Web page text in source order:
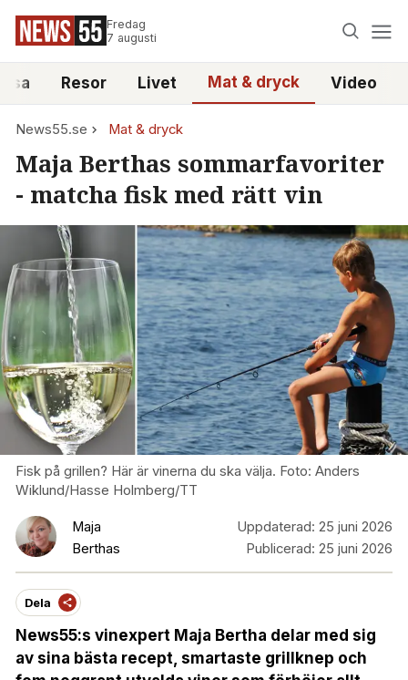
Fredag
7 augusti
Resor Livet Mat & dryck Video
News55.se Mat & dryck
Maja Berthas sommarfavoriter
- matcha fisk med rätt vin
Fisk på grillen? Här är vinerna du ska välja. Foto: Anders
Wiklund/Hasse Holmberg/TT
Maja
Berthas
Uppdaterad: 25 juni 2026
Publicerad: 25 juni 2026
Dela
News55:s vinexpert Maja Bertha delar med sig
av sina bästa recept, smartaste grillknep och